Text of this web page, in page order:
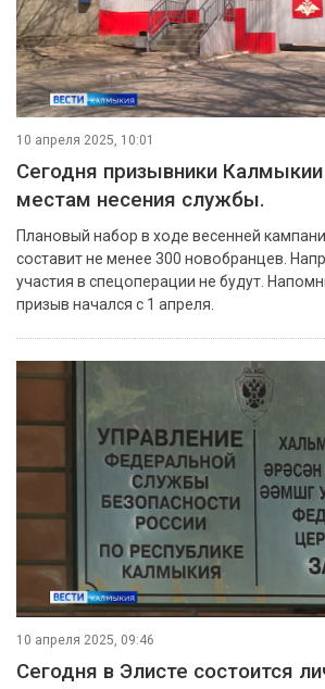
10 апреля 2025, 10:01
Сегодня призывники
местам несения службы.
Плановый набор в ходе весенней
составит не менее 300 новобранцев.
участия в спецоперации не будут.
призыв начался с 1 апреля.
10 апреля 2025, 09:46
Сегодня в Элисте состоится